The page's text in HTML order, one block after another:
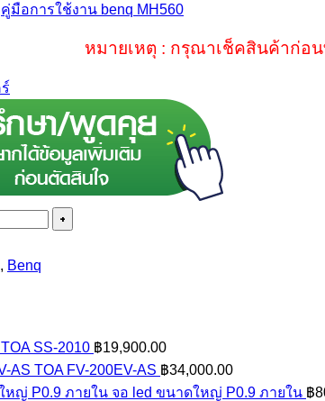
คู่มือการใช้งาน benq MH560
หมายเหตุ : กรุณาเช็คสินค้าก่อ
, Benq
TOA SS-2010 ฿19,900.00
TOA FV-200EV-AS ฿34,000.00
จอ led ขนาดใหญ่ P0.9 ภายใน ฿